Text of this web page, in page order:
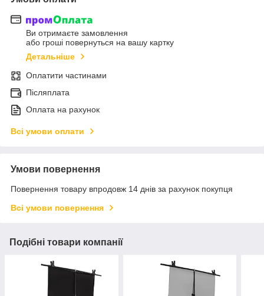
Ви отримаєте замовлення
або гроші повернуться на вашу картку
Детальніше
Оплатити частинами
Післяплата
Оплата на рахунок
Всі умови оплати
Умови повернення
Повернення товару впродовж 14 днів за рахунок покупця
Всі умови повернення
Подібні товари компанії